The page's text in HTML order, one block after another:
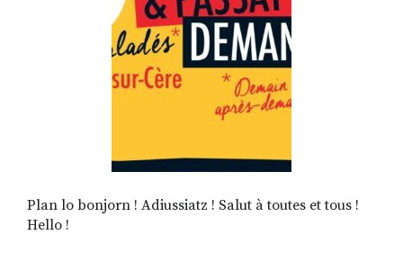
FACEBOOKINSTAGRAM
LINKEDINYOUTUBE
Plan lo bonjorn ! Adiussiatz ! Salut à toutes et tous !
Hello !